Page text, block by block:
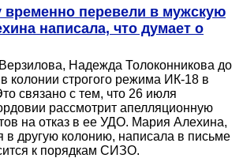
временно перевели в мужскую
написала, что думает о
Надежда Толоконникова до
колонии строгого режима ИК-18 в
связано с тем, что 26 июля
рассмотрит апелляционную
на отказ в ее УДО. Мария Алехина,
в другую колонию, написала в письме
к порядкам СИЗО.